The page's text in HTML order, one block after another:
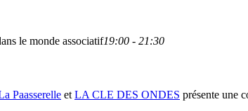
le monde associatif19:00 - 21:30
Paasserelle etLA CLE DES ONDES présente une